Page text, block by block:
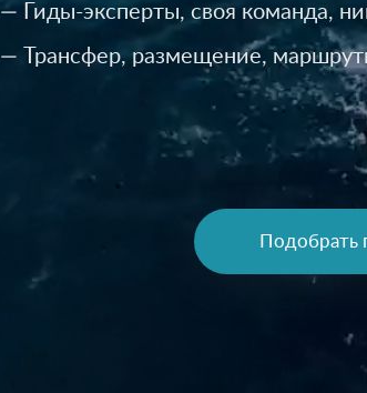
— Гиды-эксперты, своя команда,
— Трансфер, размещение,
Подобрать